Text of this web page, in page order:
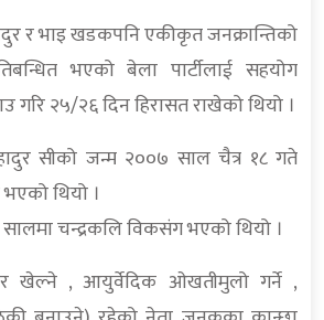
र भाइ खडकपनि एकीकृत जनक्रान्तिको
भएको बेला पार्टीलाई सहयोग
गरि २५/२६ दिन हिरासत राखेको थियो ।
सीको जन्म २००७ साल चैत्र १८ गते
थियो ।
चन्द्रकलि विकसंग भएको थियो ।
खेल्ने , आयुर्वेदिक ओखतीमुलो गर्ने ,